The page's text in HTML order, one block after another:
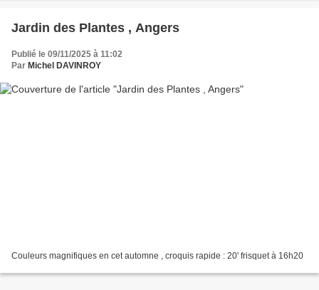
Jardin des Plantes , Angers
Publié le 09/11/2025 à 11:02
Par Michel DAVINROY
Couleurs magnifiques en cet automne , croquis rapide : 20' frisquet à 16h20